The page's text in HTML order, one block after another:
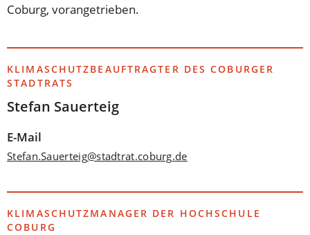
Coburg, vorangetrieben.
KLIMASCHUTZBEAUFTRAGTER DES COBURGER
STADTRATS
Stefan Sauerteig
E-Mail
Stefan.Sauerteig stadtrat.coburg de
KLIMASCHUTZMANAGER DER HOCHSCHULE
COBURG